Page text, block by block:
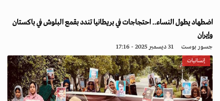
اضطهاد يطول النساء.. احتجاجات في بريطانيا تندد بقمع البلوش في باكستان
وإيران
جسور بوست 31 ديسمبر 2025 - 17:16
إنسانيات